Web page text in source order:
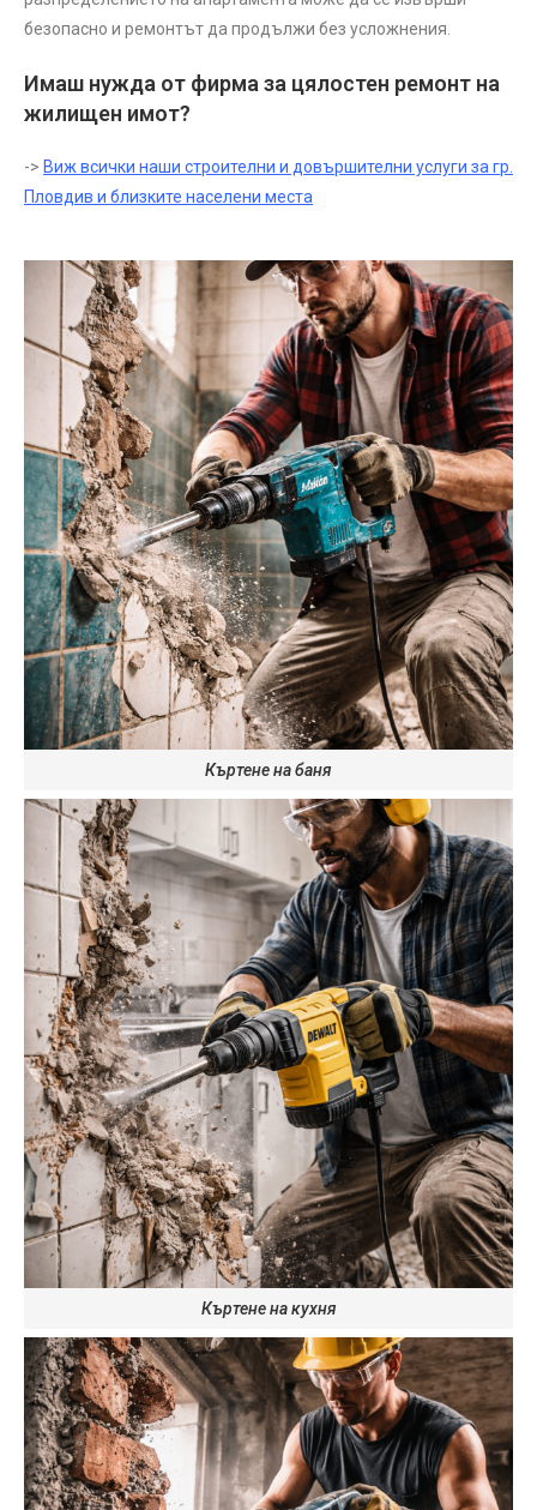
безопасно и ремонтът да продължи без усложнения.
Имаш нужда от фирма за цялостен ремонт на
жилищен имот?
-> Виж всички наши строителни и довършителни услуги за гр.
Пловдив и близките населени места
Къртене на баня
Къртене на кухня